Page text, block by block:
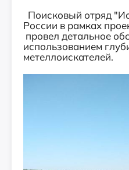
Поисковый отряд
России в рамках
провел детальное
использованием
метеллоискателей.